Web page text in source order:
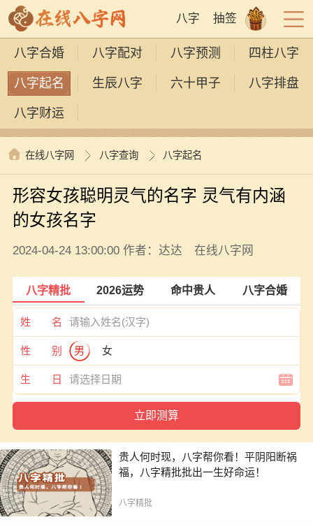
八字 抽签
八字合婚 八字配对 八字预测 四柱八字
八字起名 生辰八字 六十甲子 八字排盘
八字财运
在线八字网 八字查询 八字起名
形容女孩聪明灵气的名字 灵气有内涵
的女孩名字
2024-04-24 13:00:00 作者：达达 在线八字网
八字精批 2026运势 命中贵人 八字合婚
姓 名
性 别 男 女
生 日
贵人何时现，八字帮你看！平阴阳断祸
福，八字精批批出一生好命运！
八字精批